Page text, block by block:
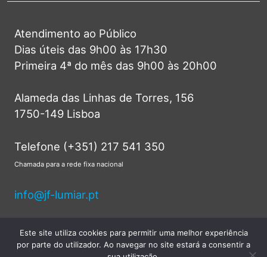
Atendimento ao Público
Dias úteis das 9h00 às 17h30
Primeira 4ª do mês das 9h00 às 20h00
Alameda das Linhas de Torres, 156
1750-149 Lisboa
Telefone (+351) 217 541 350
Chamada para a rede fixa nacional
info@jf-lumiar.pt
© 2026 Junta de Freguesia do Lumiar -
Este site utiliza cookies para permitir uma melhor experiência
por parte do utilizador. Ao navegar no site estará a consentir a